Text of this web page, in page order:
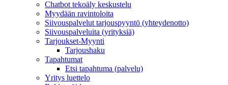
Chatbot tekoäly keskustelu
Myydään ravintoloita
Siivouspalvelut tarjouspyyntö (yhteydenotto)
Siivouspalveluita (yrityksiä)
Tarjoukset-Myynti
Tarjoushaku
Tapahtumat
Etsi tapahtuma (palvelu)
Yritys luettelo